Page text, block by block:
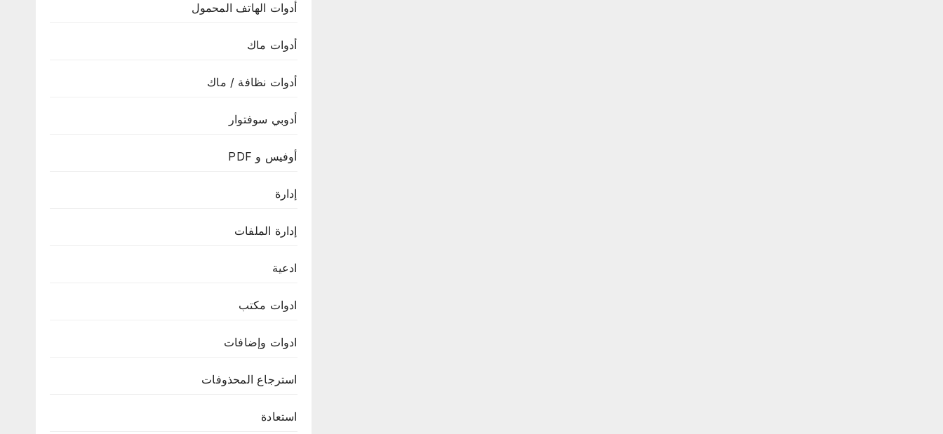
أدوات الهاتف المحمول
أدوات ماك
أدوات نظافة / ماك
أدوبي سوفتوار
أوفيس و PDF
إدارة
إدارة الملفات
ادعية
ادوات مكتب
ادوات وإضافات
استرجاع المحذوفات
استعادة